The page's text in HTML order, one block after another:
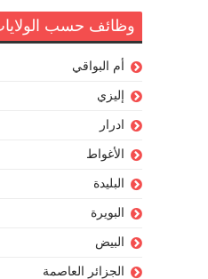
وظائف حسب
أم البواقي
إليزي
ادرار
الأغواط
البليدة
البويرة
البيض
الجزائر العاصمة